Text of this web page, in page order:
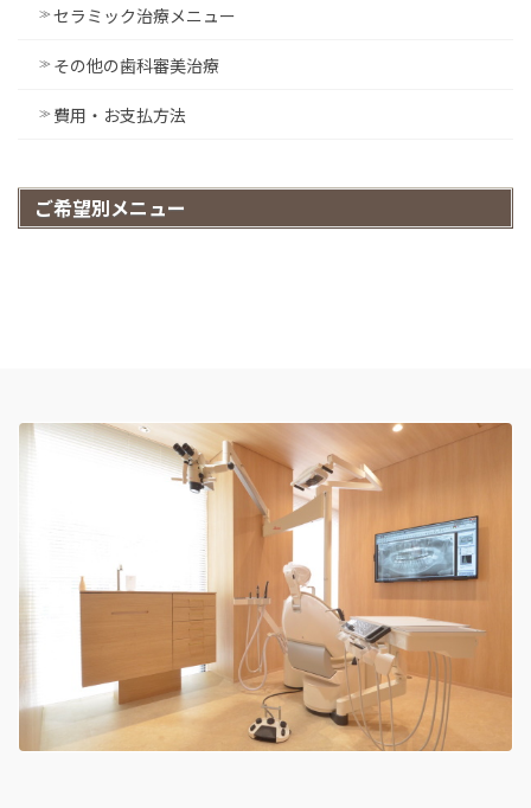
セラミック治療メニュー
その他の歯科審美治療
費用・お支払方法
ご希望別メニュー